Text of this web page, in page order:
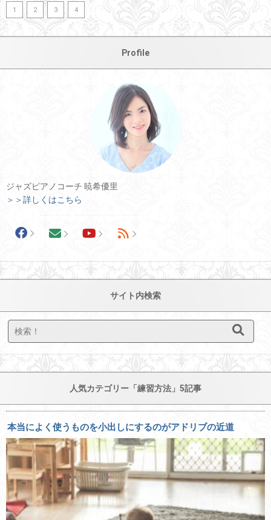
1 2 3 4
Profile
ジャズピアノコーチ 暁希優里
＞＞詳しくはこちら
サイト内検索
人気カテゴリー「練習方法」5記事
本当によく使うものを小出しにするのがアドリブの近道